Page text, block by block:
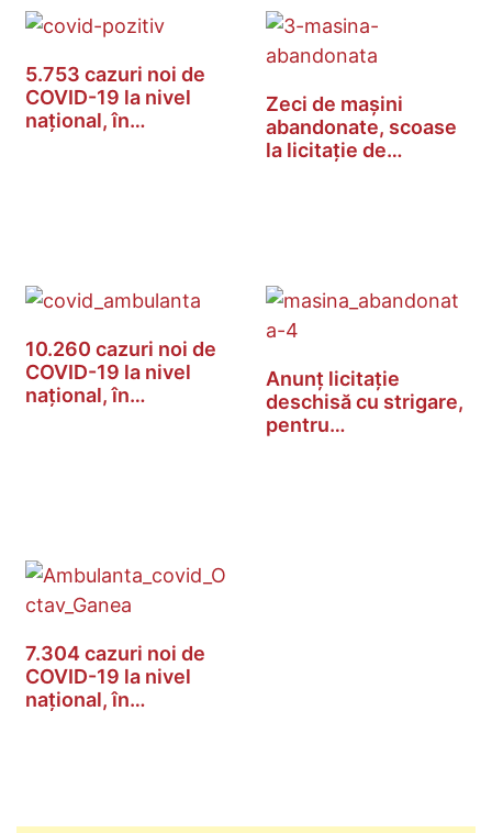
5.753 cazuri noi de
COVID-19 la nivel
național, în…
Zeci de mașini
abandonate, scoase
la licitație de…
10.260 cazuri noi de
COVID-19 la nivel
național, în…
Anunț licitație
deschisă cu strigare,
pentru…
7.304 cazuri noi de
COVID-19 la nivel
național, în…